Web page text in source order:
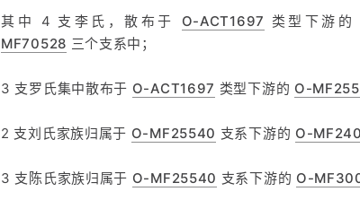
其中 4 支李氏，散布于 O-ACT1697 类型下游的
MF70528 三个支系中；
3 支罗氏集中散布于 O-ACT1697 类型下游的 O-
2 支刘氏家族归属于 O-MF25540 支系下游的 O-
3 支陈氏家族归属于 O-MF25540 支系下游的 O-